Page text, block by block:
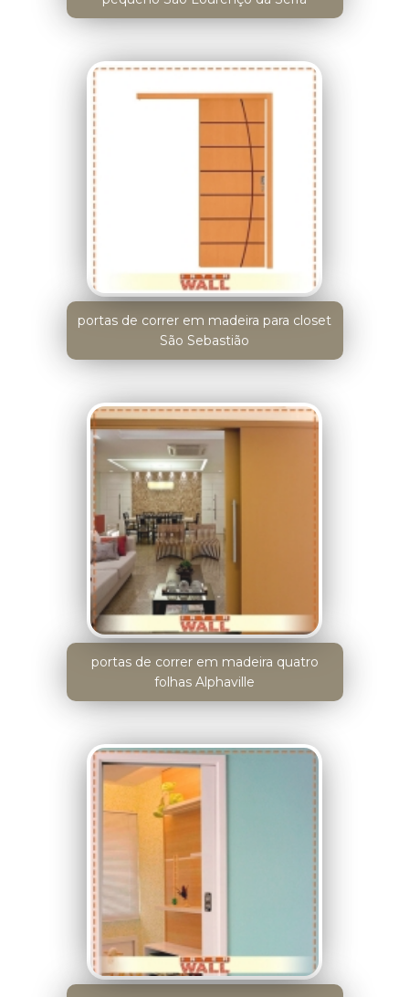
portas de correr em madeira para closet
São Sebastião
portas de correr em madeira quatro
folhas Alphaville